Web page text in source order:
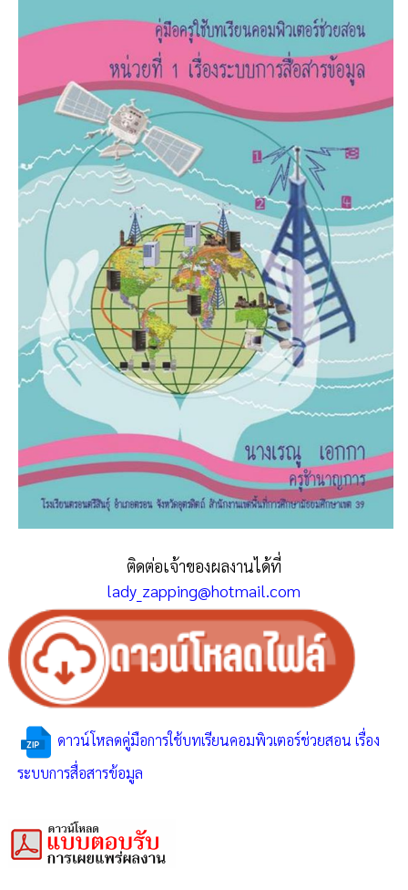
ติดต่อเจ้าของผลงานได้ที่
lady_zapping@hotmail.com
ดาวน์โหลดคู่มือการใช้บทเรียนคอมพิวเตอร์ช่วยสอน เรื่อง
ระบบการสื่อสารข้อมูล